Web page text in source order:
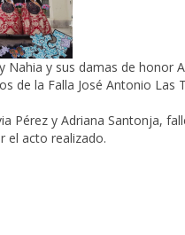
Nahia y sus damas de honor
de la Falla José Antonio Las
Pérez y Adriana Santonja,
el acto realizado.